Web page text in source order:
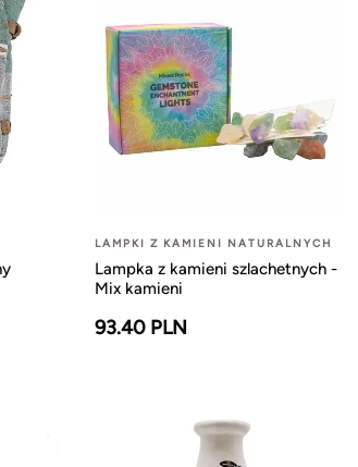
LAMPKI Z KAMIENI NATURALNYCH
Lampka z kamieni szlachetnych -
Mix kamieni
93.40 PLN